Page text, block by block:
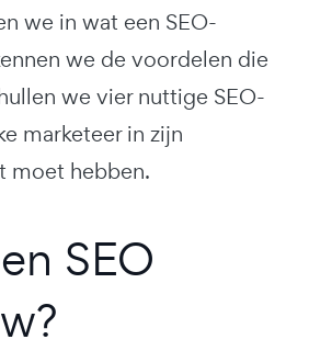
we in wat een SEO-
we de voordelen die
we vier nuttige SEO-
marketeer in zijn
moet hebben.
SEO